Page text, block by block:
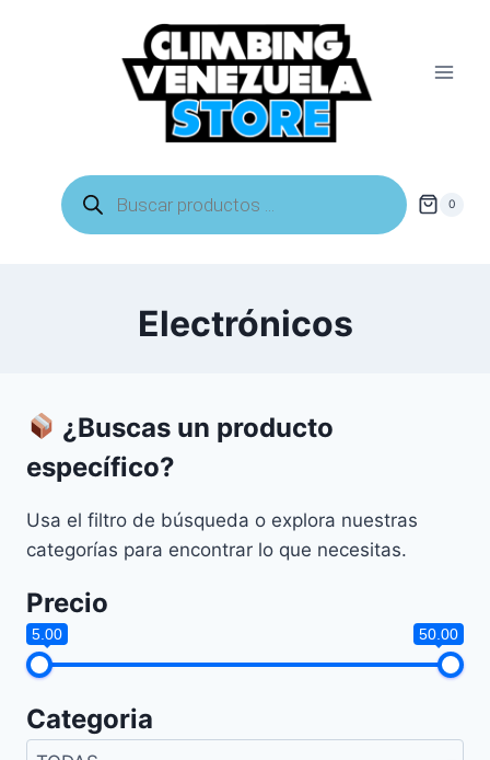
Búsqueda
de
productos
0
Electrónicos
¿Buscas un producto
específico?
Usa el filtro de búsqueda o explora nuestras
categorías para encontrar lo que necesitas.
Precio
5.00 50.00
Categoria